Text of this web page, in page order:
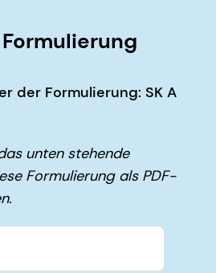
der Formulierung: SK A
unten stehende
Formulierung als PDF-